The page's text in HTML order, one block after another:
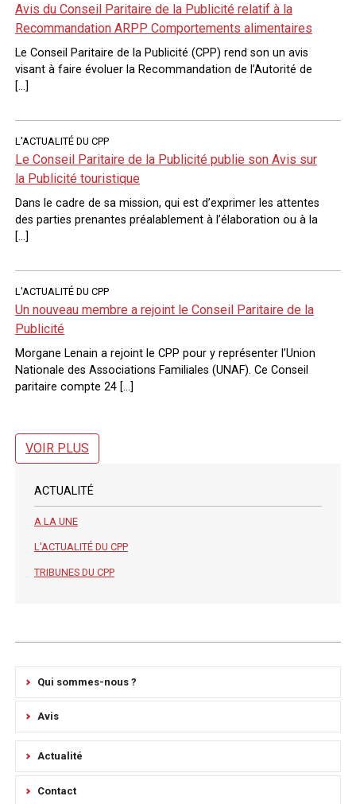
Avis du Conseil Paritaire de la Publicité relatif à la
Recommandation ARPP Comportements alimentaires
Le Conseil Paritaire de la Publicité (CPP) rend son un avis
visant à faire évoluer la Recommandation de l’Autorité de
[…]
L'ACTUALITÉ DU CPP
Le Conseil Paritaire de la Publicité publie son Avis sur
la Publicité touristique
Dans le cadre de sa mission, qui est d’exprimer les attentes
des parties prenantes préalablement à l’élaboration ou à la
[…]
L'ACTUALITÉ DU CPP
Un nouveau membre a rejoint le Conseil Paritaire de la
Publicité
Morgane Lenain a rejoint le CPP pour y représenter l’Union
Nationale des Associations Familiales (UNAF). Ce Conseil
paritaire compte 24 […]
VOIR PLUS
ACTUALITÉ
A LA UNE
L'ACTUALITÉ DU CPP
TRIBUNES DU CPP
Qui sommes-nous ?
Avis
Actualité
Contact